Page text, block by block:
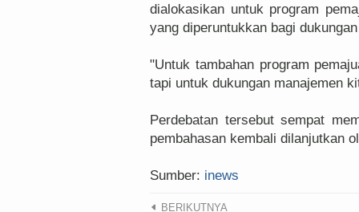
dialokasikan untuk program
yang diperuntukkan bagi
"Untuk tambahan program
tapi untuk dukungan manajemen
Perdebatan tersebut sempat
pembahasan kembali dilanjutkan
Sumber: inews
BERIKUTNYA